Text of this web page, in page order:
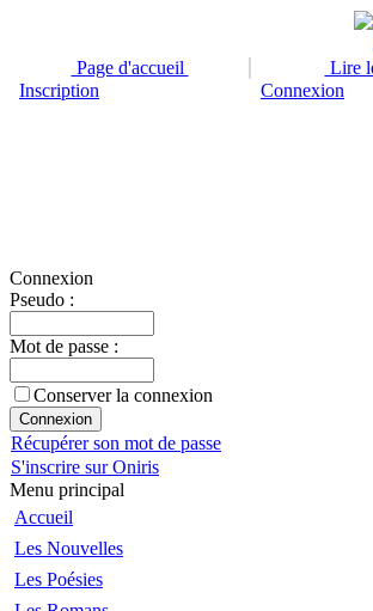
Page d'accueil Lire
Inscription
Connexion
Connexion
Pseudo :
Mot de passe :
Conserver la connexion
Récupérer son mot de passe
S'inscrire sur Oniris
Menu principal
Accueil
Les Nouvelles
Les Poésies